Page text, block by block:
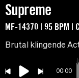
Supreme
MF-14370 | 95 BPM |
Brutal klingende
00:00